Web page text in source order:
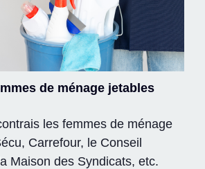
de ménage jetables
les femmes de ménage
Carrefour, le Conseil
Maison des Syndicats, etc.